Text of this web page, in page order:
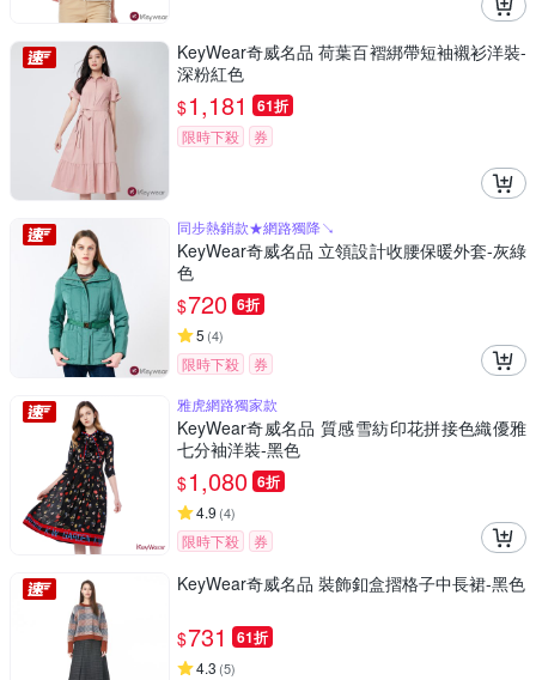
KeyWear奇威名品 荷葉百褶綁帶短袖襯衫洋裝-
深粉紅色
$1,181 61折
限時下殺 券
同步熱銷款★網路獨降↘
KeyWear奇威名品 立領設計收腰保暖外套-灰綠
色
$720 6折
5 (4)
限時下殺
券
雅虎網路獨家款
KeyWear奇威名品 質感雪紡印花拼接色織優雅
七分袖洋裝-黑色
$1,080 6折
4.9 (4)
限時下殺 券
KeyWear奇威名品 裝飾釦盒摺格子中長裙-黑色
$731 61折
4.3 (5)